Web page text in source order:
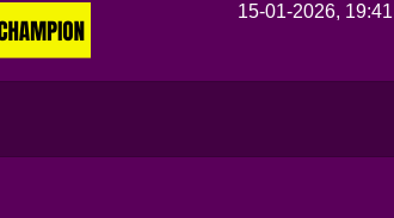
15-01-2026, 19:41